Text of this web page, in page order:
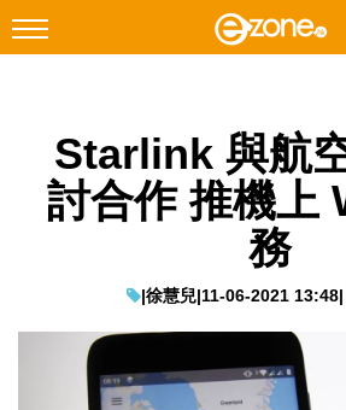
Facebook Instagram
科技焦點
教學評測
EduTech
Starlink 與航
討合作 推機上
務
|徐慧兒|11-06-2021 13:48|